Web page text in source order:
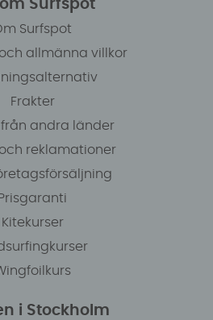
Surfspot
Surfspot
allmänna villkor
Frakter
andra länder
reklamationer
Prisgaranti
Kitekurser
i Stockholm